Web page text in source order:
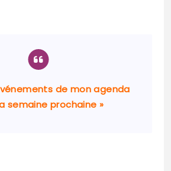
de mon agenda
semaine prochaine »